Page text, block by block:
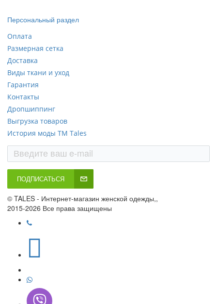
Персональный раздел
Оплата
Размерная сетка
Доставка
Виды ткани и уход
Гарантия
Контакты
Дропшиппинг
Выгрузка товаров
История моды ТМ Tales
ПОДПИСАТЬСЯ
© TALES - Интернет-магазин женской одежды,,
2015-2026 Все права защищены